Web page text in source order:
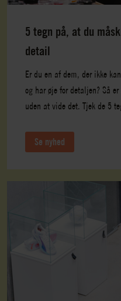
5 tegn på, at du
detail
Er du en af dem, der ikke
og har øje for detaljen? Så
uden at vide det. Tjek de 5
Se nyhed